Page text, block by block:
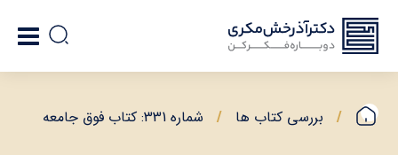
بررسی کتاب ها شماره 331: کتاب فوق جامعه